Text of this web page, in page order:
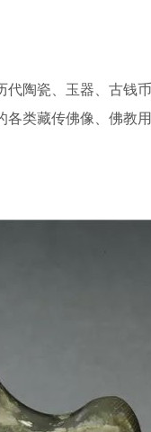
陶瓷、玉器、古钱
类藏传佛像、佛教